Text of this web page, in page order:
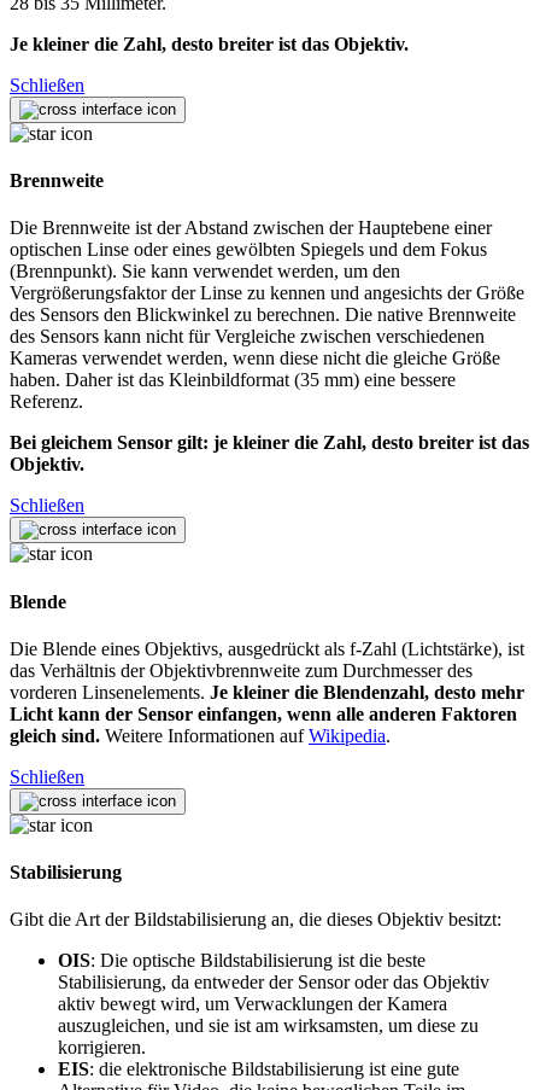
Je kleiner die Zahl, desto breiter ist das Objektiv.
Schließen
Brennweite
Die Brennweite ist der Abstand zwischen der Hauptebene einer
optischen Linse oder eines gewölbten Spiegels und dem Fokus
(Brennpunkt). Sie kann verwendet werden, um den
Vergrößerungsfaktor der Linse zu kennen und angesichts der Größe
des Sensors den Blickwinkel zu berechnen. Die native Brennweite
des Sensors kann nicht für Vergleiche zwischen verschiedenen
Kameras verwendet werden, wenn diese nicht die gleiche Größe
haben. Daher ist das Kleinbildformat (35 mm) eine bessere
Referenz.
Bei gleichem Sensor gilt: je kleiner die Zahl, desto breiter ist das
Objektiv.
Schließen
Blende
Die Blende eines Objektivs, ausgedrückt als f-Zahl (Lichtstärke), ist
das Verhältnis der Objektivbrennweite zum Durchmesser des
vorderen Linsenelements. Je kleiner die Blendenzahl, desto mehr
Licht kann der Sensor einfangen, wenn alle anderen Faktoren
gleich sind. Weitere Informationen aufWikipedia.
Schließen
Stabilisierung
Gibt die Art der Bildstabilisierung an, die dieses Objektiv besitzt:
OIS: Die optische Bildstabilisierung ist die beste
Stabilisierung, da entweder der Sensor oder das Objektiv
aktiv bewegt wird, um Verwacklungen der Kamera
auszugleichen, und sie ist am wirksamsten, um diese zu
korrigieren.
EIS: die elektronische Bildstabilisierung ist eine gute